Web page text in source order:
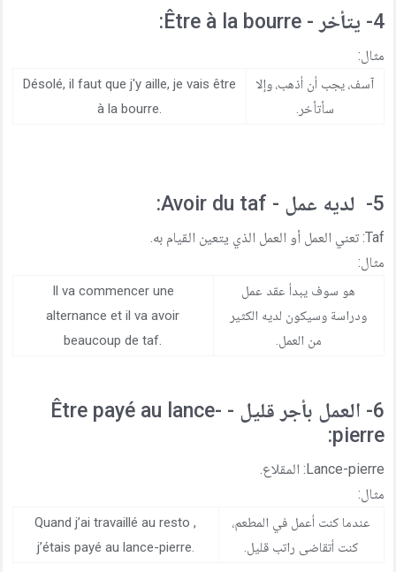
4- يتأخر - Être à la bourre:
مثال:
آسف، يجب أن أذهب، وإلا
سأتأخر.
Désolé, il faut que j'y aille, je vais être
à la bourre.
5- لديه عمل - Avoir du taf:
Taf: تعني العمل أو العمل الذي يتعين القيام به.
مثال:
هو سوف يبدأ عقد عمل
ودراسة وسيكون لديه الكثير
من العمل.
Il va commencer une
alternance et il va avoir
beaucoup de taf.
6- العمل بأجر قليل - Être payé au lance-
pierre:
Lance-pierre: المقلاع.
مثال:
عندما كنت أعمل في المطعم،
كنت أتقاضى راتب قليل.
Quand j’ai travaillé au resto ,
j’étais payé au lance-pierre.